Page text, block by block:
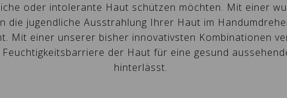
erstellen ×
×
oder intolerante Haut schützen möchten. Mit einer
die jugendliche Ausstrahlung Ihrer Haut im
Mit einer unserer bisher innovativsten Kombinationen
der Haut für eine gesund
hinterlässt.